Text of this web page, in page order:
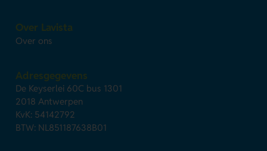
Over Lavista
Over ons
Adresgegevens
De Keyserlei 60C bus 1301
2018 Antwerpen
KvK: 54142792
BTW: NL851187638B01